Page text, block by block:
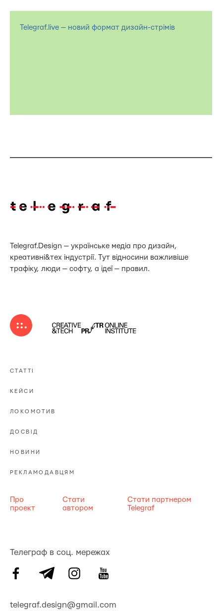
Telegraf.live — новий формат дизайн-стрімів
Telegraf.Design — українське медіа про дизайн,
креативні&тех індустрії. Тут відносини важливіше
трафіку, люди — софту, а ідеї — правил.
СТАТТІ
КЕЙСИ
ЛОКОМОТИВ
ДОСВІД
НОВИНИ
РЕКЛАМОДАВЦЯМ
Про
проект
Стати
автором
Стати партнером
Telegraf
Телеграф в соц. мережах
telegraf.design@gmail.com